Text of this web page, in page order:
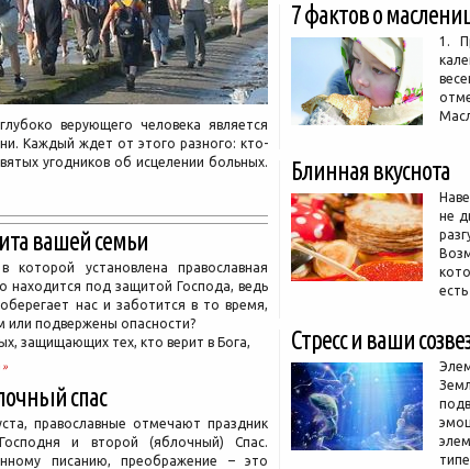
верующего человека является
Каждый ждет от этого разного: кто-
угодников об исцелении больных.
вашей семьи
которой установлена православная
находится под защитой Господа, ведь
нас и заботится в то время,
или подвержены опасности?
защищающих тех, кто верит в Бога,
»
спас
православные отмечают праздник
и второй (яблочный) Спас.
писанию, преображение – это
7 фактов о
1.
Блинная вкуснота
не
есть
Стресс и ваши